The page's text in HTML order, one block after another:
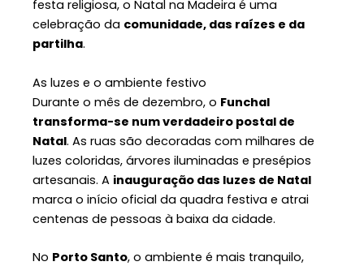
festa religiosa, o Natal na Madeira é uma
celebração da comunidade, das raízes e da
partilha.
As luzes e o ambiente festivo
Durante o mês de dezembro, o Funchal
transforma-se num verdadeiro postal de
Natal. As ruas são decoradas com milhares de
luzes coloridas, árvores iluminadas e presépios
artesanais. A inauguração das luzes de Natal
marca o início oficial da quadra festiva e atrai
centenas de pessoas à baixa da cidade.
No Porto Santo, o ambiente é mais tranquilo,